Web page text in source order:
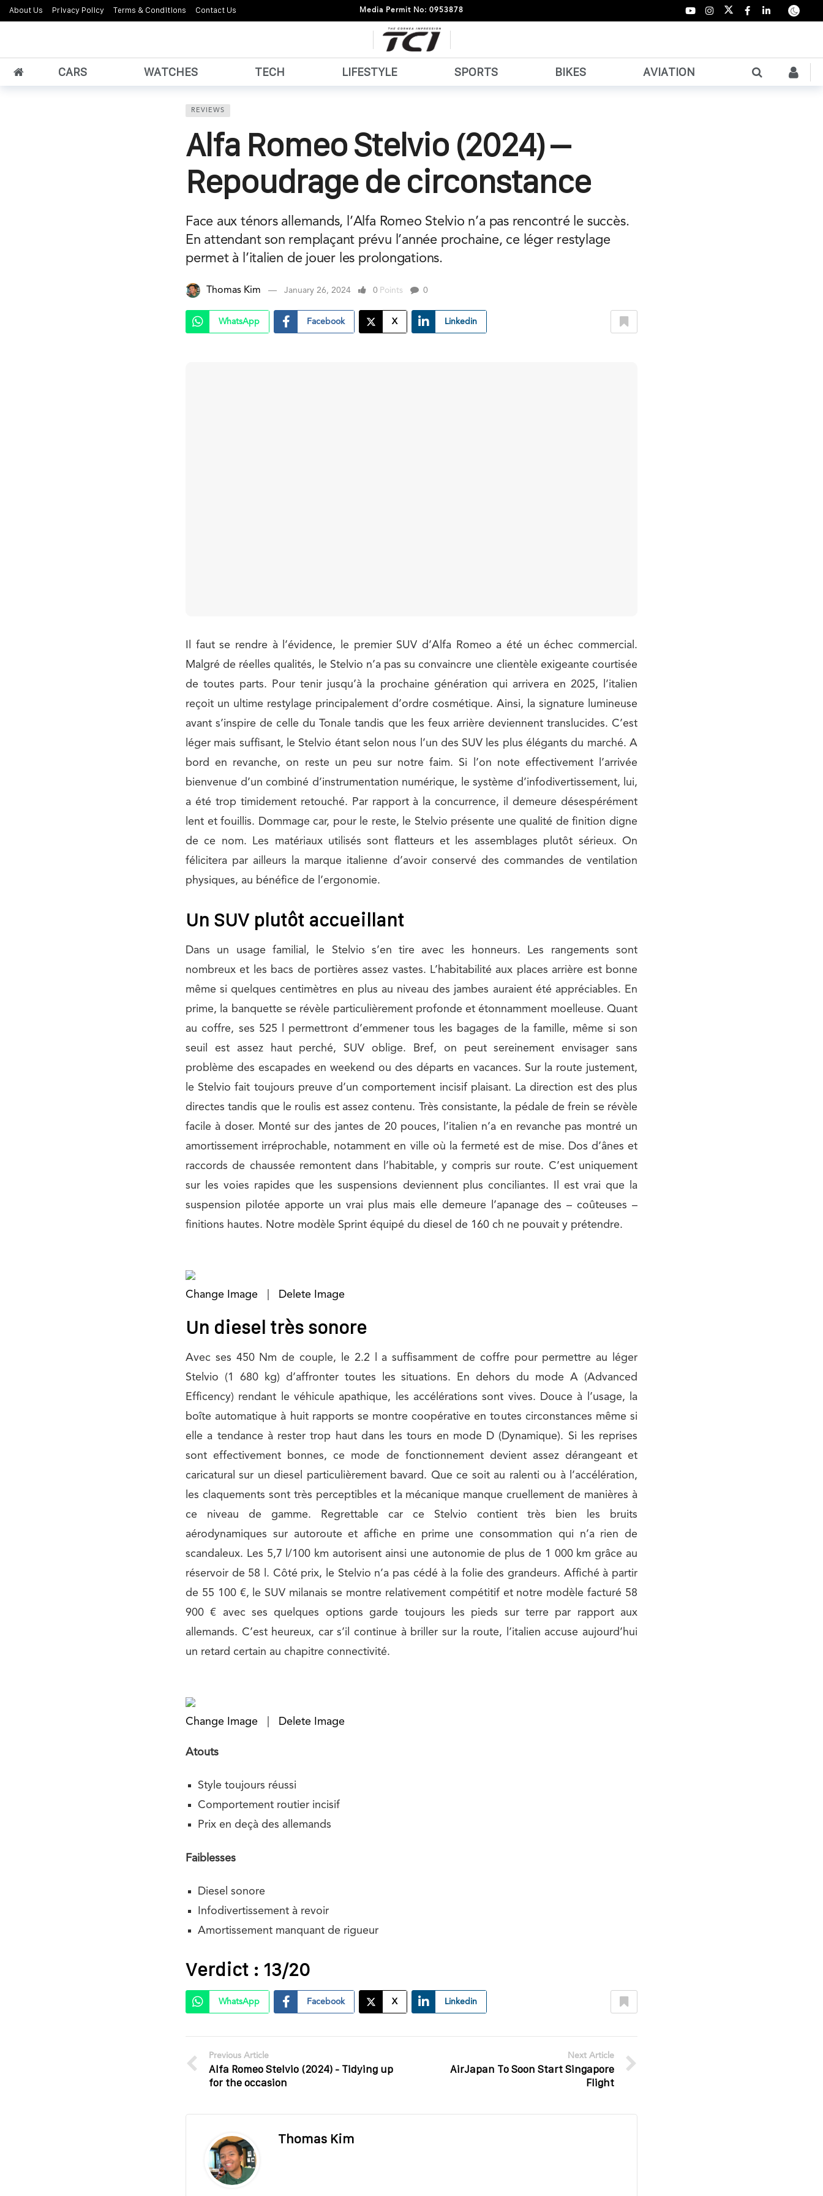
About Us Privacy Policy Terms & Conditions Contact Us Media Permit No: 0953878
CARS WATCHES TECH LIFESTYLE SPORTS BIKES AVIATION
REVIEWS
Alfa Romeo Stelvio (2024) –
Repoudrage de circonstance
Face aux ténors allemands, l’Alfa Romeo Stelvio n’a pas rencontré le succès.
En attendant son remplaçant prévu l’année prochaine, ce léger restylage
permet à l’italien de jouer les prolongations.
Thomas Kim January 26, 2024 0 Points 0
WhatsApp Facebook X Linkedin
Il faut se rendre à l’évidence, le premier SUV d’Alfa Romeo a été un échec commercial.
Malgré de réelles qualités, le Stelvio n’a pas su convaincre une clientèle exigeante courtisée
de toutes parts. Pour tenir jusqu’à la prochaine génération qui arrivera en 2025, l’italien
reçoit un ultime restylage principalement d’ordre cosmétique. Ainsi, la signature lumineuse
avant s’inspire de celle du Tonale tandis que les feux arrière deviennent translucides. C’est
léger mais suffisant, le Stelvio étant selon nous l’un des SUV les plus élégants du marché. A
bord en revanche, on reste un peu sur notre faim. Si l’on note effectivement l’arrivée
bienvenue d’un combiné d’instrumentation numérique, le système d’infodivertissement, lui,
a été trop timidement retouché. Par rapport à la concurrence, il demeure désespérément
lent et fouillis. Dommage car, pour le reste, le Stelvio présente une qualité de finition digne
de ce nom. Les matériaux utilisés sont flatteurs et les assemblages plutôt sérieux. On
félicitera par ailleurs la marque italienne d’avoir conservé des commandes de ventilation
physiques, au bénéfice de l’ergonomie.
Un SUV plutôt accueillant
Dans un usage familial, le Stelvio s’en tire avec les honneurs. Les rangements sont
nombreux et les bacs de portières assez vastes. L’habitabilité aux places arrière est bonne
même si quelques centimètres en plus au niveau des jambes auraient été appréciables. En
prime, la banquette se révèle particulièrement profonde et étonnamment moelleuse. Quant
au coffre, ses 525 l permettront d’emmener tous les bagages de la famille, même si son
seuil est assez haut perché, SUV oblige. Bref, on peut sereinement envisager sans
problème des escapades en weekend ou des départs en vacances. Sur la route justement,
le Stelvio fait toujours preuve d’un comportement incisif plaisant. La direction est des plus
directes tandis que le roulis est assez contenu. Très consistante, la pédale de frein se révèle
facile à doser. Monté sur des jantes de 20 pouces, l’italien n’a en revanche pas montré un
amortissement irréprochable, notamment en ville où la fermeté est de mise. Dos d’ânes et
raccords de chaussée remontent dans l’habitable, y compris sur route. C’est uniquement
sur les voies rapides que les suspensions deviennent plus conciliantes. Il est vrai que la
suspension pilotée apporte un vrai plus mais elle demeure l’apanage des – coûteuses –
finitions hautes. Notre modèle Sprint équipé du diesel de 160 ch ne pouvait y prétendre.
Change Image Delete Image
Un diesel très sonore
Avec ses 450 Nm de couple, le 2.2 l a suffisamment de coffre pour permettre au léger
Stelvio (1 680 kg) d’affronter toutes les situations. En dehors du mode A (Advanced
Efficency) rendant le véhicule apathique, les accélérations sont vives. Douce à l’usage, la
boîte automatique à huit rapports se montre coopérative en toutes circonstances même si
elle a tendance à rester trop haut dans les tours en mode D (Dynamique). Si les reprises
sont effectivement bonnes, ce mode de fonctionnement devient assez dérangeant et
caricatural sur un diesel particulièrement bavard. Que ce soit au ralenti ou à l’accélération,
les claquements sont très perceptibles et la mécanique manque cruellement de manières à
ce niveau de gamme. Regrettable car ce Stelvio contient très bien les bruits
aérodynamiques sur autoroute et affiche en prime une consommation qui n’a rien de
scandaleux. Les 5,7 l/100 km autorisent ainsi une autonomie de plus de 1 000 km grâce au
réservoir de 58 l. Côté prix, le Stelvio n’a pas cédé à la folie des grandeurs. Affiché à partir
de 55 100 €, le SUV milanais se montre relativement compétitif et notre modèle facturé 58
900 € avec ses quelques options garde toujours les pieds sur terre par rapport aux
allemands. C’est heureux, car s’il continue à briller sur la route, l’italien accuse aujourd’hui
un retard certain au chapitre connectivité.
Change Image Delete Image
Atouts
Style toujours réussi
Comportement routier incisif
Prix en deçà des allemands
Faiblesses
Diesel sonore
Infodivertissement à revoir
Amortissement manquant de rigueur
Verdict : 13/20
WhatsApp Facebook X Linkedin
Previous Article
Alfa Romeo Stelvio (2024) - Tidying up
for the occasion
Next Article
AirJapan To Soon Start Singapore
Flight
Thomas Kim